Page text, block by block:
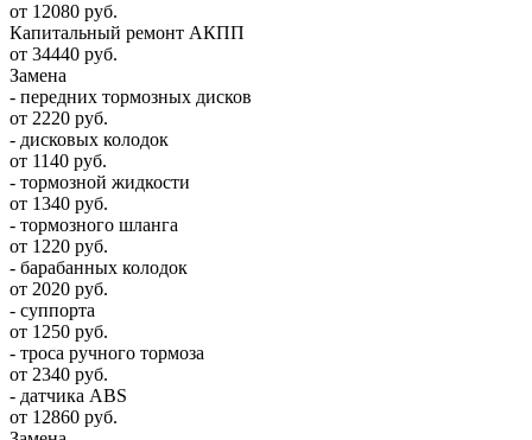
от 12080 руб.
Капитальный ремонт АКПП
от 34440 руб.
Замена
- передних тормозных дисков
от 2220 руб.
- дисковых колодок
от 1140 руб.
- тормозной жидкости
от 1340 руб.
- тормозного шланга
от 1220 руб.
- барабанных колодок
от 2020 руб.
- суппорта
от 1250 руб.
- троса ручного тормоза
от 2340 руб.
- датчика ABS
от 12860 руб.